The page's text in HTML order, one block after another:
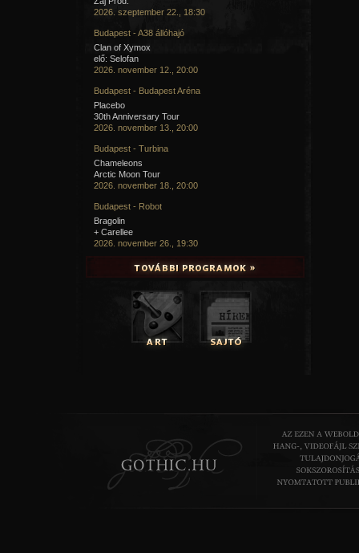
2026. szeptember 22., 18:30
Budapest - A38 állóhajó
Clan of Xymox
elő: Selofan
2026. november 12., 20:00
Budapest - Budapest Aréna
Placebo
30th Anniversary Tour
2026. november 13., 20:00
Budapest - Turbina
Chameleons
Arctic Moon Tour
2026. november 18., 20:00
Budapest - Robot
Bragolin
+ Carellee
2026. november 26., 19:30